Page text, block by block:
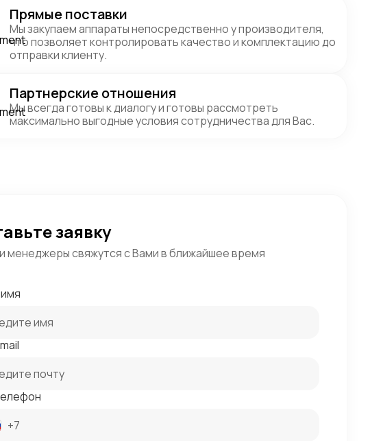
Прямые поставки
Мы закупаем аппараты непосредственно у производителя,
что позволяет контролировать качество и комплектацию до
отправки клиенту.
Партнерские отношения
Мы всегда готовы к диалогу и готовы рассмотреть
максимально выгодные условия сотрудничества для Вас.
заявку
менеджеры свяжутся с Вами в ближайшее время